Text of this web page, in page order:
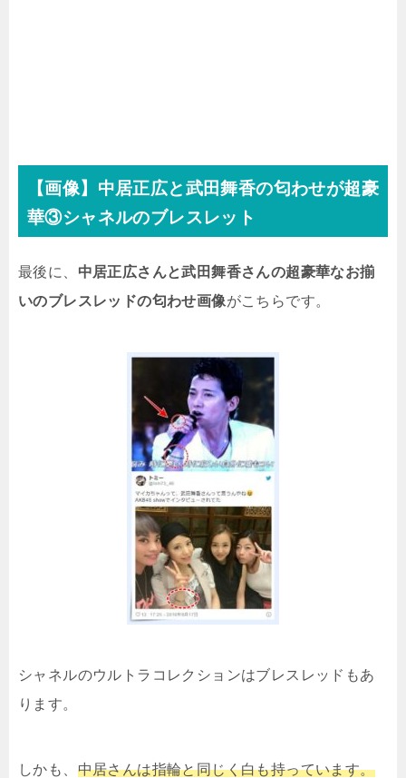
【画像】中居正広と武田舞香の匂わせが超豪
華③シャネルのブレスレット
最後に、 中居正広さんと武田舞香さんの超豪華なお揃
いのブレスレッドの匂わせ画像がこちらです。
シャネルのウルトラコレクションはブレスレッドもあ
ります。
しかも、 中居さんは指輪と同じく白も持っています。